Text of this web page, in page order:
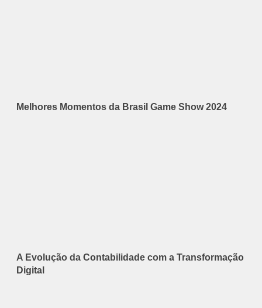
Melhores Momentos da Brasil Game Show 2024
A Evolução da Contabilidade com a Transformação
Digital